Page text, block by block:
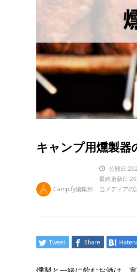
キャンプ用燻製器
Campify編集部
公開日
最終更新日
当メディアの
Tweet Share